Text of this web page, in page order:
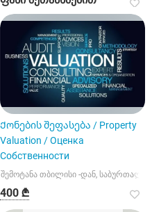
რაიონი
Ქონების შეფასება / Property
Valuation / Оценка
Собственности
შემოტანა თბილისი -დან,
400 ₾